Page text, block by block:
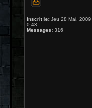
Inscrit le: Jeu 28 Mai, 2009
0:43
Messages: 316